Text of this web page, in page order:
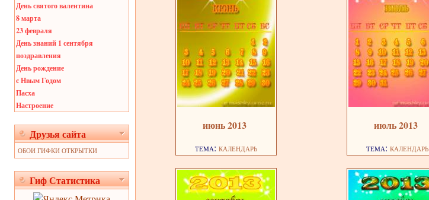
День святого валентина
8 марта
23 февраля
День знаний 1 сентября
поздравления
День рождение
с Нвым Годом
Пасха
Настроение
Друзья сайта
ОБОИ ГИФКИ ОТКРЫТКИ
Гиф Статистика
июнь 2013
тема: календарь
июль 2013
тема: календарь